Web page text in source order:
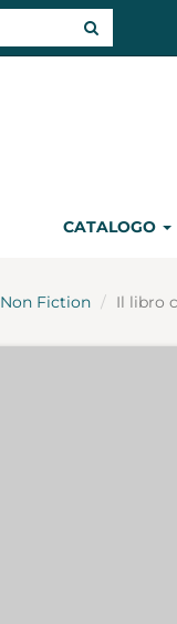
CATALOGO
Non Fiction Il libro